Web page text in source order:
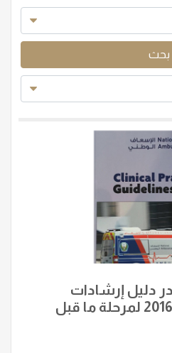
بحث
دليل إرشادات
الممارسة السريرية -2016 لمرحلة ما قبل